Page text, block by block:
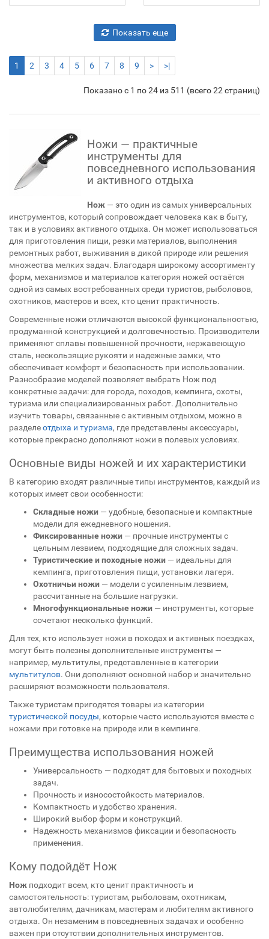
Показать еще
1 2 3 4 5 6 7 8 9 > >|
Показано с 1 по 24 из 511 (всего 22 страниц)
Ножи — практичные
инструменты для
повседневного использования
и активного отдыха
Нож — это один из самых универсальных
инструментов, который сопровождает человека как в быту,
так и в условиях активного отдыха. Он может использоваться
для приготовления пищи, резки материалов, выполнения
ремонтных работ, выживания в дикой природе или решения
множества мелких задач. Благодаря широкому ассортименту
форм, механизмов и материалов категория ножей остаётся
одной из самых востребованных среди туристов, рыболовов,
охотников, мастеров и всех, кто ценит практичность.
Современные ножи отличаются высокой функциональностью,
продуманной конструкцией и долговечностью. Производители
применяют сплавы повышенной прочности, нержавеющую
сталь, нескользящие рукояти и надежные замки, что
обеспечивает комфорт и безопасность при использовании.
Разнообразие моделей позволяет выбрать Нож под
конкретные задачи: для города, походов, кемпинга, охоты,
туризма или специализированных работ. Дополнительно
изучить товары, связанные с активным отдыхом, можно в
разделеотдыха и туризма, где представлены аксессуары,
которые прекрасно дополняют ножи в полевых условиях.
Основные виды ножей и их характеристики
В категорию входят различные типы инструментов, каждый из
которых имеет свои особенности:
Складные ножи — удобные, безопасные и компактные
модели для ежедневного ношения.
Фиксированные ножи — прочные инструменты с
цельным лезвием, подходящие для сложных задач.
Туристические и походные ножи — идеальны для
кемпинга, приготовления пищи, установки лагеря.
Охотничьи ножи — модели с усиленным лезвием,
рассчитанные на большие нагрузки.
Многофункциональные ножи — инструменты, которые
сочетают несколько функций.
Для тех, кто использует ножи в походах и активных поездках,
могут быть полезны дополнительные инструменты —
например, мультитулы, представленные в категории
мультитулов. Они дополняют основной набор и значительно
расширяют возможности пользователя.
Также туристам пригодятся товары из категории
туристической посуды, которые часто используются вместе с
ножами при готовке на природе или в кемпинге.
Преимущества использования ножей
Универсальность — подходят для бытовых и походных
задач.
Прочность и износостойкость материалов.
Компактность и удобство хранения.
Широкий выбор форм и конструкций.
Надежность механизмов фиксации и безопасность
применения.
Кому подойдёт Нож
Нож подходит всем, кто ценит практичность и
самостоятельность: туристам, рыболовам, охотникам,
автолюбителям, дачникам, мастерам и любителям активного
отдыха. Он незаменим в повседневных задачах и особенно
важен при отсутствии дополнительных инструментов.